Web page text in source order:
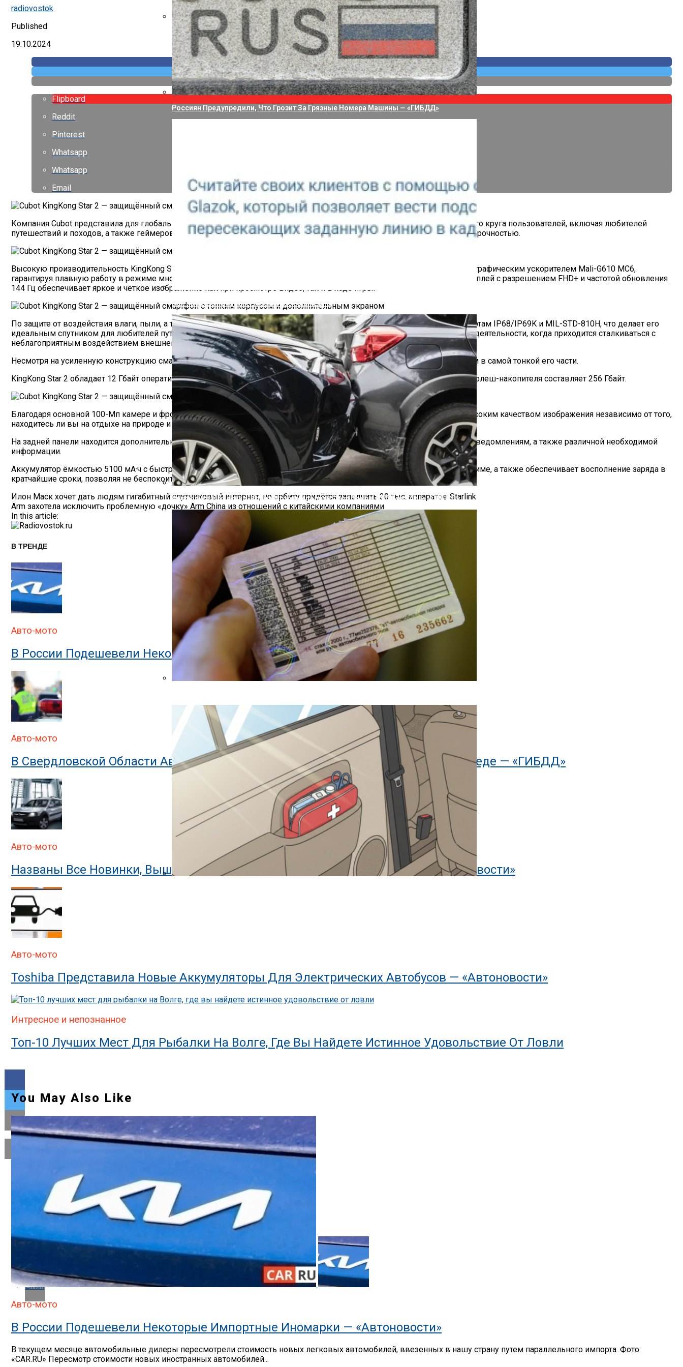
Canon Выпустила Приложение Для Стриминга С Нескольких Камер, Но Не Своих Собственных
Россиян Предупредили, Что Грозит За Грязные Номера Машины — «ГИБДД»
Как Работает Счетчик Посетителей Магазина
Автоюрист Объяснил, Когда Можно Уладить Спор После ДТП Без ГАИ — «ГИБДД»
radiovostok
Published
19.10.2024
Flipboard
Reddit
Pinterest
Whatsapp
Whatsapp
Email
Компания Cubot представила для глобального рынка защищённый смартфон KingKong Star 2, разработанный для широкого круга пользователей, включая любителей
путешествий и походов, а также геймеров. Смартфон выполнен в тонком корпусе, обладающем при этом повышенной прочностью.
Высокую производительность KingKong Star 2 обеспечивает 4-нм восьмиядерный процессор MediaTek Dimensity 8200 с графическим ускорителем Mali-G610 MC6,
гарантируя плавную работу в режиме многозадачности, запуск ресурсоёмких приложений, игр и т.д. 6,72-дюймовый дисплей с разрешением FHD+ и частотой обновления
144 Гц обеспечивает яркое и чёткое изображение как при просмотре видео, так и в ходе игры.
По защите от воздействия влаги, пыли, а также устойчивости к ударам и падениям, KingKong Star 2 соответствует стандартам IP68/IP69K и MIL-STD-810H, что делает его
идеальным спутником для любителей путешествий, а также занятий экстремальными видами спорта или других видов деятельности, когда приходится сталкиваться с
неблагоприятным воздействием внешней среды.
Несмотря на усиленную конструкцию смартфон обладает стильным дизайном и тонким корпусом толщиной всего 7,2 мм в самой тонкой его части.
KingKong Star 2 обладает 12 Гбайт оперативной памяти с возможностью виртуального расширения до 24 Гбайт. Ёмкость флеш-накопителя составляет 256 Гбайт.
Благодаря основной 100-Мп камере и фронтальной на 32 Мп смартфон позволяет выполнять фото- и видеосъёмку с высоким качеством изображения независимо от того,
находитесь ли вы на отдыхе на природе и снимаете пейзажи или делаете селфи в компании с друзьями.
На задней панели находится дополнительный 1,85-дюймовый сенсорный экран для доступа к важным приложениям и уведомлениям, а также различной необходимой
информации.
Аккумулятор ёмкостью 5100 мА·ч с быстрой зарядкой 33 Вт поддерживает продолжительную работу в автономном режиме, а также обеспечивает восполнение заряда в
кратчайшие сроки, позволяя не беспокоиться о том, что смартфон может отключиться в самый неподходящий момент.
Навигация
По
Илон Маск хочет дать людям гигабитный спутниковый интернет, но орбиту придётся заполнить 30 тыс. аппаратов Starlink
Arm захотела исключить проблемную «дочку» Arm China из отношений с китайскими компаниями
In this article:
В ТРЕНДЕ
Авто-мото
В России Подешевели Некоторые Импортные Иномарки — «Автоновости»
Авто-мото
В Свердловской Области Автомобилист Сбил 11-Летнего Мальчика На Велосипеде — «ГИБДД»
Авто-мото
Названы Все Новинки, Вышедшие На Российский Авторынок В Июне — «Автоновости»
Авто-мото
Toshiba Представила Новые Аккумуляторы Для Электрических Автобусов — «Автоновости»
Интресное и непознанное
Топ-10 Лучших Мест Для Рыбалки На Волге, Где Вы Найдете Истинное Удовольствие От Ловли
Pinterest
Whatsapp
Email
You May Also Like
Авто-мото
В России Подешевели Некоторые Импортные Иномарки — «Автоновости»
В текущем месяце автомобильные дилеры пересмотрели стоимость новых легковых автомобилей, ввезенных в нашу страну путем параллельного импорта. Фото:
«CAR.RU» Пересмотр стоимости новых иностранных автомобилей...